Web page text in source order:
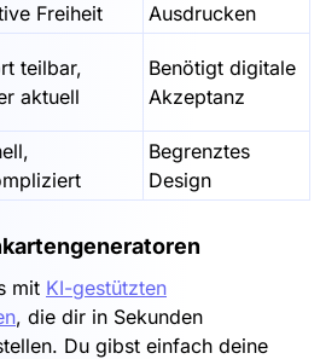
Freiheit
Ausdrucken
teilbar,
aktuell
Benötigt digitale
Akzeptanz
Begrenztes
Design
mit KI-gestützten
, die dir in Sekunden
Du gibst einfach deine